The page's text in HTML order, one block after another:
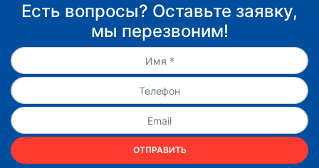
Есть вопросы? Оставьте заявку,
мы перезвоним!
ОТПРАВИТЬ